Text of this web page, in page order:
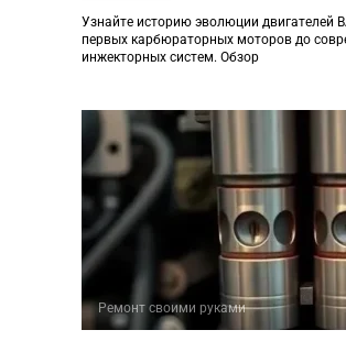
Узнайте историю эволюции двигателей
первых карбюраторных моторов до
инжекторных систем. Обзор
Ремонт своими руками